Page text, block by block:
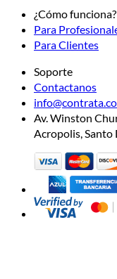
¿Cómo funciona?
Para
Para Clientes
Soporte
Contactanos
Av. Winston
Acropolis, Santo